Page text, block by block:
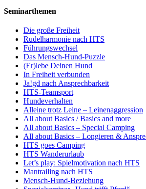
Seminarthemen
Die große Freiheit
Rudelharmonie nach HTS
Führungswechsel
Das Mensch-Hund-Puzzle
(Er)lebe Deinen Hund
In Freiheit verbunden
Ja!gd nach Ansprechbarkeit
HTS-Teamsport
Hundeverhalten
Alleine trotz Leine – Leinenaggression
All about Basics / Basics and more
All about Basics – Special Camping
All about Basics – Longieren &
HTS goes Camping
HTS Wanderurlaub
Let’s play: Spielmotivation nach HTS
Mantrailing nach HTS
Mensch-Hund-Beziehung